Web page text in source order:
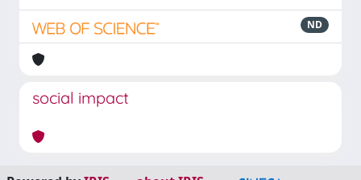
ND
social impact